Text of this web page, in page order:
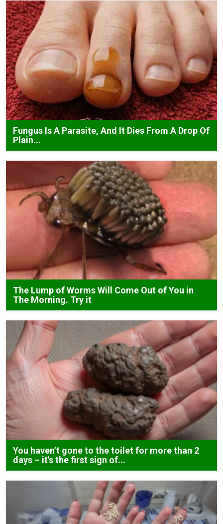
Fungus Is A Parasite, And It Dies From A Drop Of
Plain...
The Lump of Worms Will Come Out of You in
The Morning. Try it
You haven’t gone to the toilet for more than 2
days – it's the first sign of...